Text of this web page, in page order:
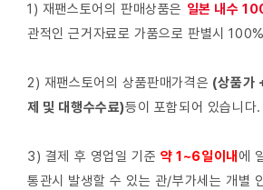
1) 재팬스토어의 판매상품은 일본 내수
관적인 근거자료로 가품으로 판별시
2) 재팬스토어의 상품판매가격은 (상품가
제 및 대행수수료)등이 포함되어 있습니다.
3) 결제 후 영업일 기준 약 1~6일이내 에
통관시 발생할 수 있는 관/부가세는 개별